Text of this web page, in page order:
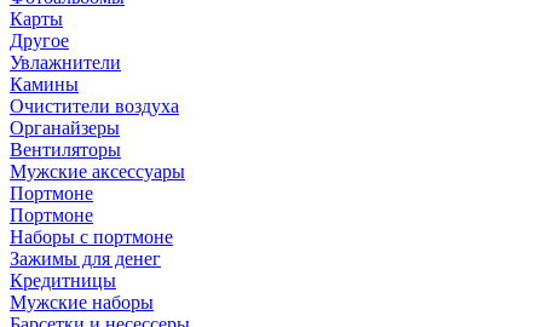
Карты
Другое
Увлажнители
Камины
Очистители воздуха
Органайзеры
Вентиляторы
Мужские аксессуары
Портмоне
Портмоне
Наборы с портмоне
Зажимы для денег
Кредитницы
Мужские наборы